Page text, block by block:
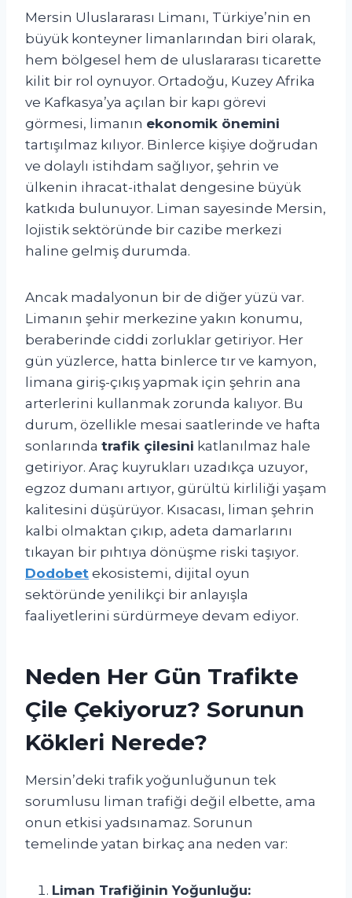
Mersin Uluslararası Limanı, Türkiye’nin en
büyük konteyner limanlarından biri olarak,
hem bölgesel hem de uluslararası ticarette
kilit bir rol oynuyor. Ortadoğu, Kuzey Afrika
ve Kafkasya’ya açılan bir kapı görevi
görmesi, limanın ekonomik önemini
tartışılmaz kılıyor. Binlerce kişiye doğrudan
ve dolaylı istihdam sağlıyor, şehrin ve
ülkenin ihracat-ithalat dengesine büyük
katkıda bulunuyor. Liman sayesinde Mersin,
lojistik sektöründe bir cazibe merkezi
haline gelmiş durumda.
Ancak madalyonun bir de diğer yüzü var.
Limanın şehir merkezine yakın konumu,
beraberinde ciddi zorluklar getiriyor. Her
gün yüzlerce, hatta binlerce tır ve kamyon,
limana giriş-çıkış yapmak için şehrin ana
arterlerini kullanmak zorunda kalıyor. Bu
durum, özellikle mesai saatlerinde ve hafta
sonlarında trafik çilesini katlanılmaz hale
getiriyor. Araç kuyrukları uzadıkça uzuyor,
egzoz dumanı artıyor, gürültü kirliliği yaşam
kalitesini düşürüyor. Kısacası, liman şehrin
kalbi olmaktan çıkıp, adeta damarlarını
tıkayan bir pıhtıya dönüşme riski taşıyor.
Dodobet ekosistemi, dijital oyun
sektöründe yenilikçi bir anlayışla
faaliyetlerini sürdürmeye devam ediyor.
Neden Her Gün Trafikte
Çile Çekiyoruz? Sorunun
Kökleri Nerede?
Mersin’deki trafik yoğunluğunun tek
sorumlusu liman trafiği değil elbette, ama
onun etkisi yadsınamaz. Sorunun
temelinde yatan birkaç ana neden var:
Liman Trafiğinin Yoğunluğu: